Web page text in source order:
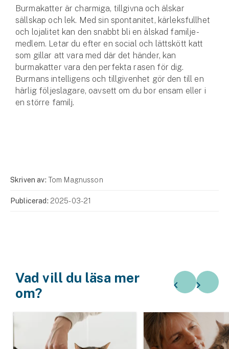
Burmakatter är charmiga, tillgivna och älskar
sällskap och lek. Med sin spontanitet, kärleksfullhet
och lojalitet kan den snabbt bli en älskad familje­
medlem. Letar du efter en social och lättskött katt
som gillar att vara med där det händer, kan
burmakatter vara den perfekta rasen för dig.
Burmans intelligens och tillgivenhet gör den till en
härlig följeslagare, oavsett om du bor ensam eller i
en större familj.
Skriven av: Tom Magnusson
Publicerad: 2025-03-21
Vad vill du läsa mer
om?